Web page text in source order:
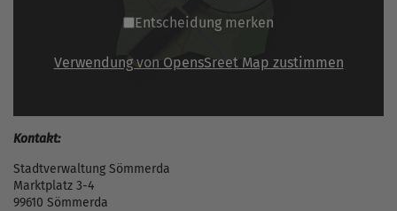
Entscheidung merken
Verwendung von OpensSreet Map zustimmen
Kontakt:
Stadtverwaltung Sömmerda
Marktplatz 3-4
99610 Sömmerda